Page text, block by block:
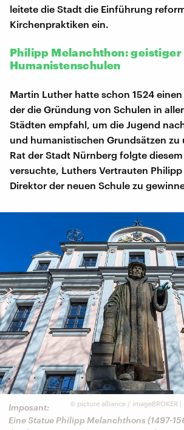
leitete die Stadt die Einführung
Kirchenpraktiken ein.
Philipp Melanchthon:
Humanistenschulen
Martin Luther hatte schon 1524
der die Gründung von Schulen in
Städten empfahl, um die Jugend
und humanistischen Grundsätzen zu
Rat der Stadt Nürnberg folgte
versuchte, Luthers Vertrauten
Direktor der neuen Schule zu
© picture alliance / imageBROKER
Imposant:
Eine Statue Philipp Melanchthons (1497-